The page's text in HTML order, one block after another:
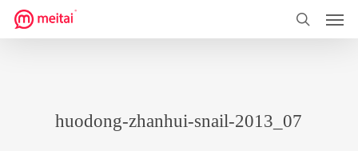
到
搜索
huodong-zhanhui-snail-2013_07